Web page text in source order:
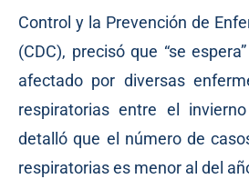
Control y la Prevención de
(CDC), precisó que “se
afectado por diversas
respiratorias entre el
detalló que el número de
respiratorias es menor al del